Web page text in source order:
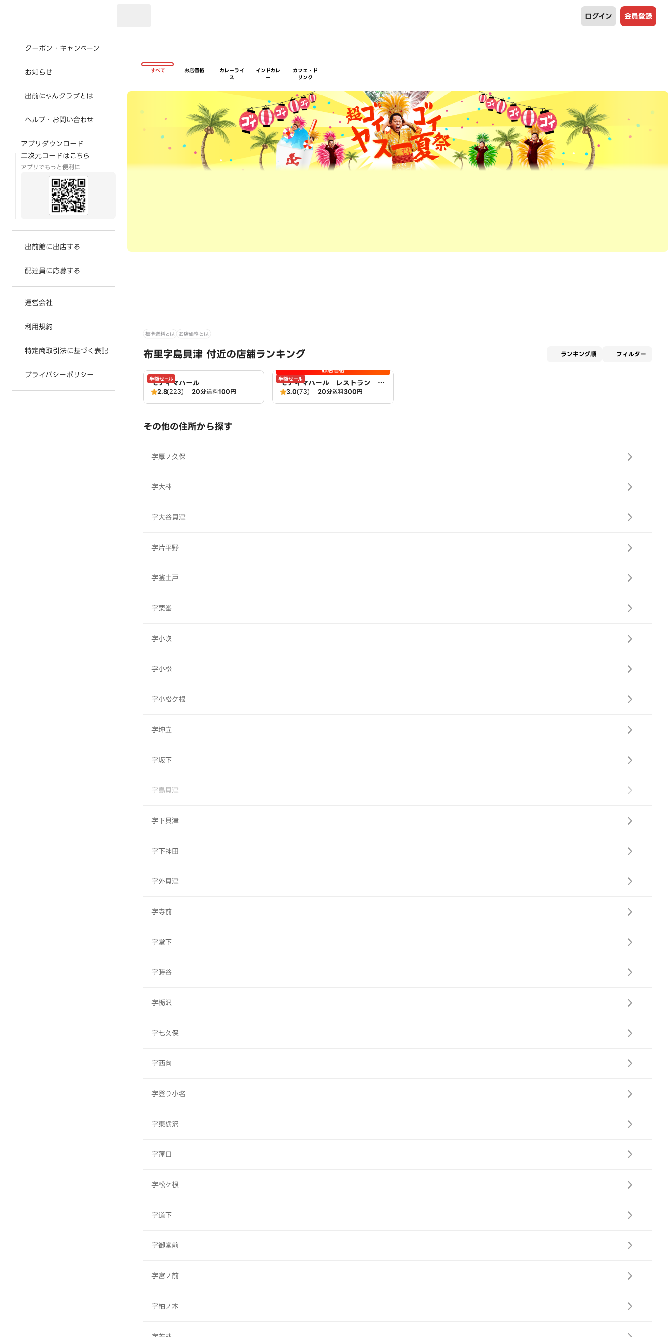
ログイン 会員登録
クーポン・キャンペーン
お知らせ
出前にゃんクラブとは
ヘルプ・お問い合わせ
アプリダウンロード
二次元コードはこちら
アプリでもっと便利に
出前館に出店する
配達員に応募する
運営会社
利用規約
特定商取引法に基づく表記
プライバシーポリシー
すべて お店価格
カレーライ
ス
インドカレ
ー
カフェ・ド
リンク
超ゴイゴイヤスー夏祭
標準送料とは お店価格とは
布里字島貝津 付近の店舗ランキング ランキング順 フィルター
半額セール
モティマハール
2.8(223) 20分送料100円
半額セール
お店価格
モティマハール レストラン ア
ンドバー
3.0(73) 20分送料300円
その他の住所から探す
字厚ノ久保
字大林
字大谷貝津
字片平野
字釜土戸
字栗峯
字小吹
字小松
字小松ケ根
字坤立
字坂下
字島貝津
字下貝津
字下神田
字外貝津
字寺前
字堂下
字時谷
字栃沢
字七久保
字西向
字登り小名
字東栃沢
字藩口
字松ケ根
字道下
字御堂前
字宮ノ前
字柚ノ木